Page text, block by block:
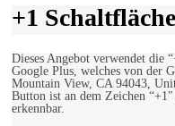
+1
Dieses Angebot verwendet die
Google Plus, welches von der
Mountain View, CA 94043,
Button ist an dem Zeichen
erkennbar.